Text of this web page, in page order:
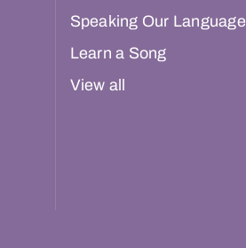
Speaking Our Language
Learn a Song
View all